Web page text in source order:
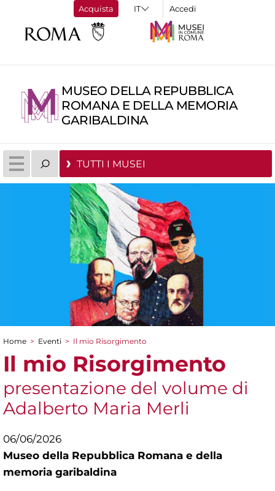
Acquista Accedi
MUSEO DELLA REPUBBLICA
ROMANA E DELLA MEMORIA
GARIBALDINA
TUTTI I MUSEI
Tu sei qui
Home > Eventi > Il mio Risorgimento
Il mio Risorgimento
presentazione del volume di
Adalberto Maria Merli
06/06/2026
Museo della Repubblica Romana e della
memoria garibaldina